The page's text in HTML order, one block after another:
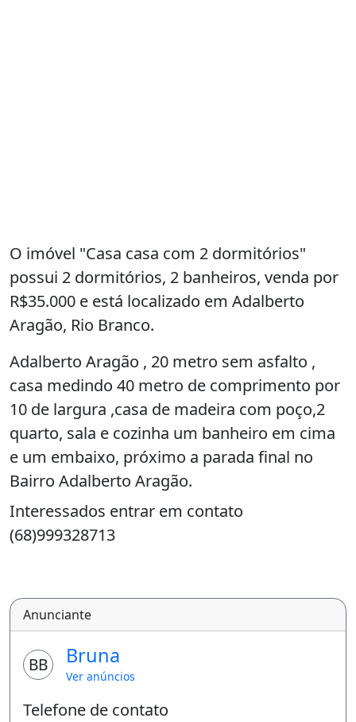
O imóvel "Casa casa com 2 dormitórios"
possui 2 dormitórios, 2 banheiros, venda por
R$35.000 e está localizado em Adalberto
Aragão, Rio Branco.
Adalberto Aragão , 20 metro sem asfalto ,
casa medindo 40 metro de comprimento por
10 de largura ,casa de madeira com poço,2
quarto, sala e cozinha um banheiro em cima
e um embaixo, próximo a parada final no
Bairro Adalberto Aragão.
Interessados entrar em contato
(68)999328713
Anunciante
BB Bruna
Ver anúncios
Telefone de contato